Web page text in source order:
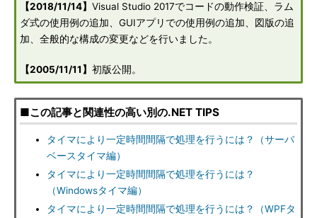
【2018/11/14】 Visual Studio 2017でコードの動作検証、ラム
ダ式の使用例の追加、GUIアプリでの使用例の追加、図版の追
加、全般的な構成の変更などを行いました。
【2005/11/11】 初版公開。
■この記事と関連性の高い別の.NET TIPS
タイマにより一定時間間隔で処理を行うには？（サーバ
ベースタイマ編）
タイマにより一定時間間隔で処理を行うには？
（Windowsタイマ編）
タイマにより一定時間間隔で処理を行うには？（WPFタ